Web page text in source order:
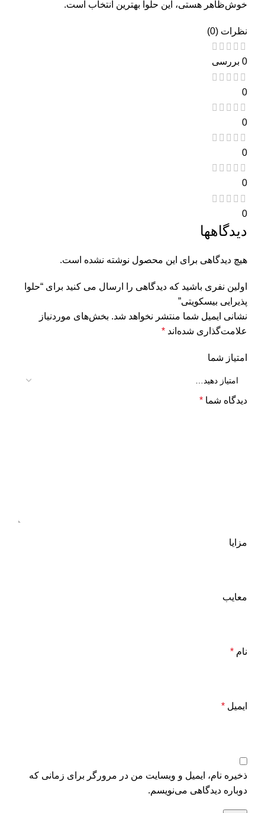
خوش‌ظاهر هستی، این حلوا بهترین انتخاب است.
نظرات (0)
0 بررسی
0
0
0
0
0
دیدگاهها
هیچ دیدگاهی برای این محصول نوشته نشده است.
اولین نفری باشید که دیدگاهی را ارسال می کنید برای “حلوا
پذیرایی‌ بیسکویتی”
نشانی ایمیل شما منتشر نخواهد شد. بخش‌های موردنیاز
علامت‌گذاری شده‌اند *
امتیاز شما
دیدگاه شما *
مزایا
معایب
نام *
ایمیل *
ذخیره نام، ایمیل و وبسایت من در مرورگر برای زمانی که
دوباره دیدگاهی می‌نویسم.